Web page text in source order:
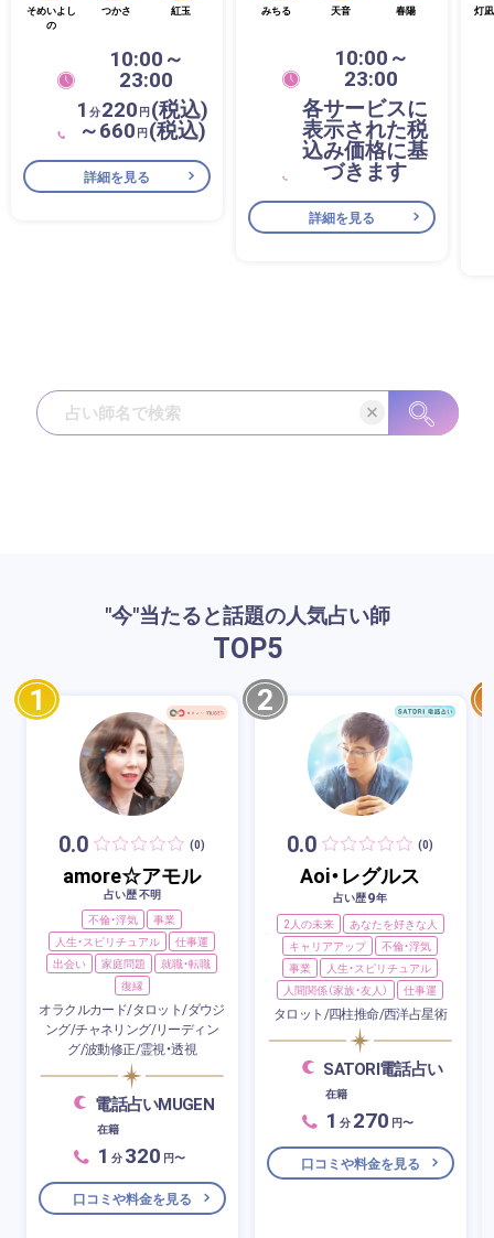
そめいよし
の
つかさ 紅玉
10:00～
23:00
1 分220 円(税込)
～660 円(税込)
詳細を見る
みちる 天音 春陽
10:00～
23:00
各サービスに
表示された税
込み価格に基
づきます
詳細を見る
灯
"今"当たると話題の人気占い師
TOP5
1
0.0 (0)
amore☆アモル
占い歴 不明
不倫・浮気
事業
人生・スピリチュアル
仕事運
出会い
家庭問題
就職・転職
復縁
オラクルカード/タロット/ダウジ
ング/チャネリング/リーディン
グ/波動修正/霊視・透視
電話占いMUGEN
在籍
1 分 320 円〜
口コミや料金を見る
2
0.0 (0)
Aoi・レグルス
占い歴9年
2人の未来
あなたを好きな人
キャリアアップ
不倫・浮気
事業
人生・スピリチュアル
人間関係（家族・友人）
仕事運
タロット/四柱推命/西洋占星術
SATORI電話占い
在籍
1 分 270 円〜
口コミや料金を見る